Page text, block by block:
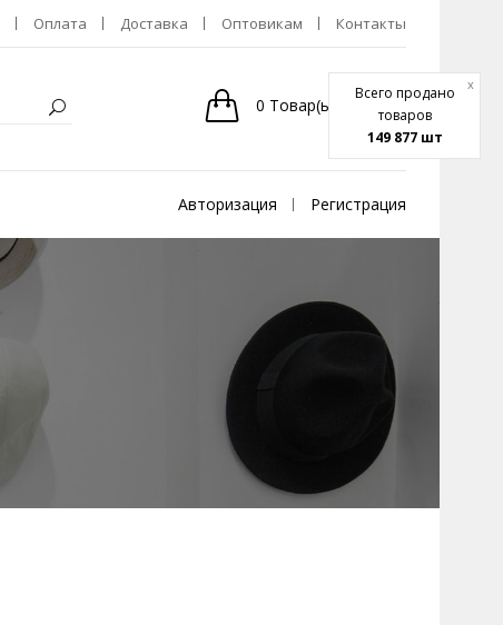
Всего продано
товаров
149 877 шт
x
Оплата Доставка Оптовикам Контакты
0 Товар(ы) 0р.
Авторизация Регистрация